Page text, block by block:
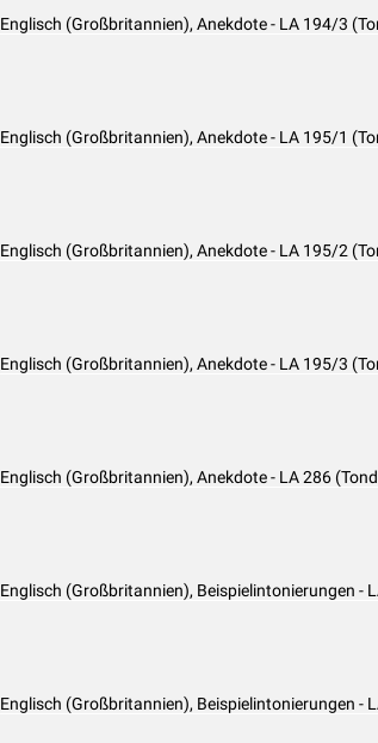
Englisch (Großbritannien), Anekdote - LA 194/3
Englisch (Großbritannien), Anekdote - LA 195/1
Englisch (Großbritannien), Anekdote - LA 195/2
Englisch (Großbritannien), Anekdote - LA 195/3
Englisch (Großbritannien), Anekdote - LA 286
Englisch (Großbritannien), Beispielintonierungen -
Englisch (Großbritannien), Beispielintonierungen -